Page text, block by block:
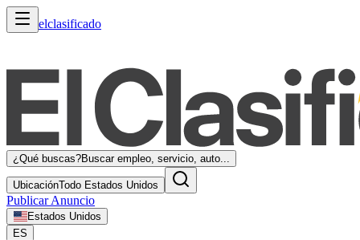
elclasificado
¿Qué buscas?Buscar empleo, servicio, auto...
UbicaciónTodo Estados Unidos
Publicar Anuncio
Estados Unidos
ES